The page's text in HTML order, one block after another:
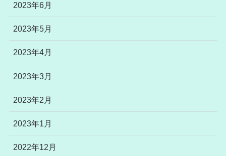
2023年6月
2023年5月
2023年4月
2023年3月
2023年2月
2023年1月
2022年12月